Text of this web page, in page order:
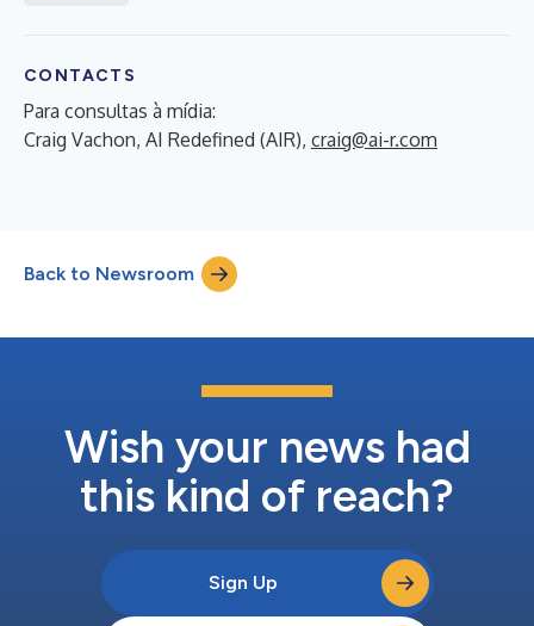
CONTACTS
Para consultas à mídia:
Craig Vachon, AI Redefined (AIR), craig@ai-r.com
Back to Newsroom
Wish your news had
this kind of reach?
Sign Up